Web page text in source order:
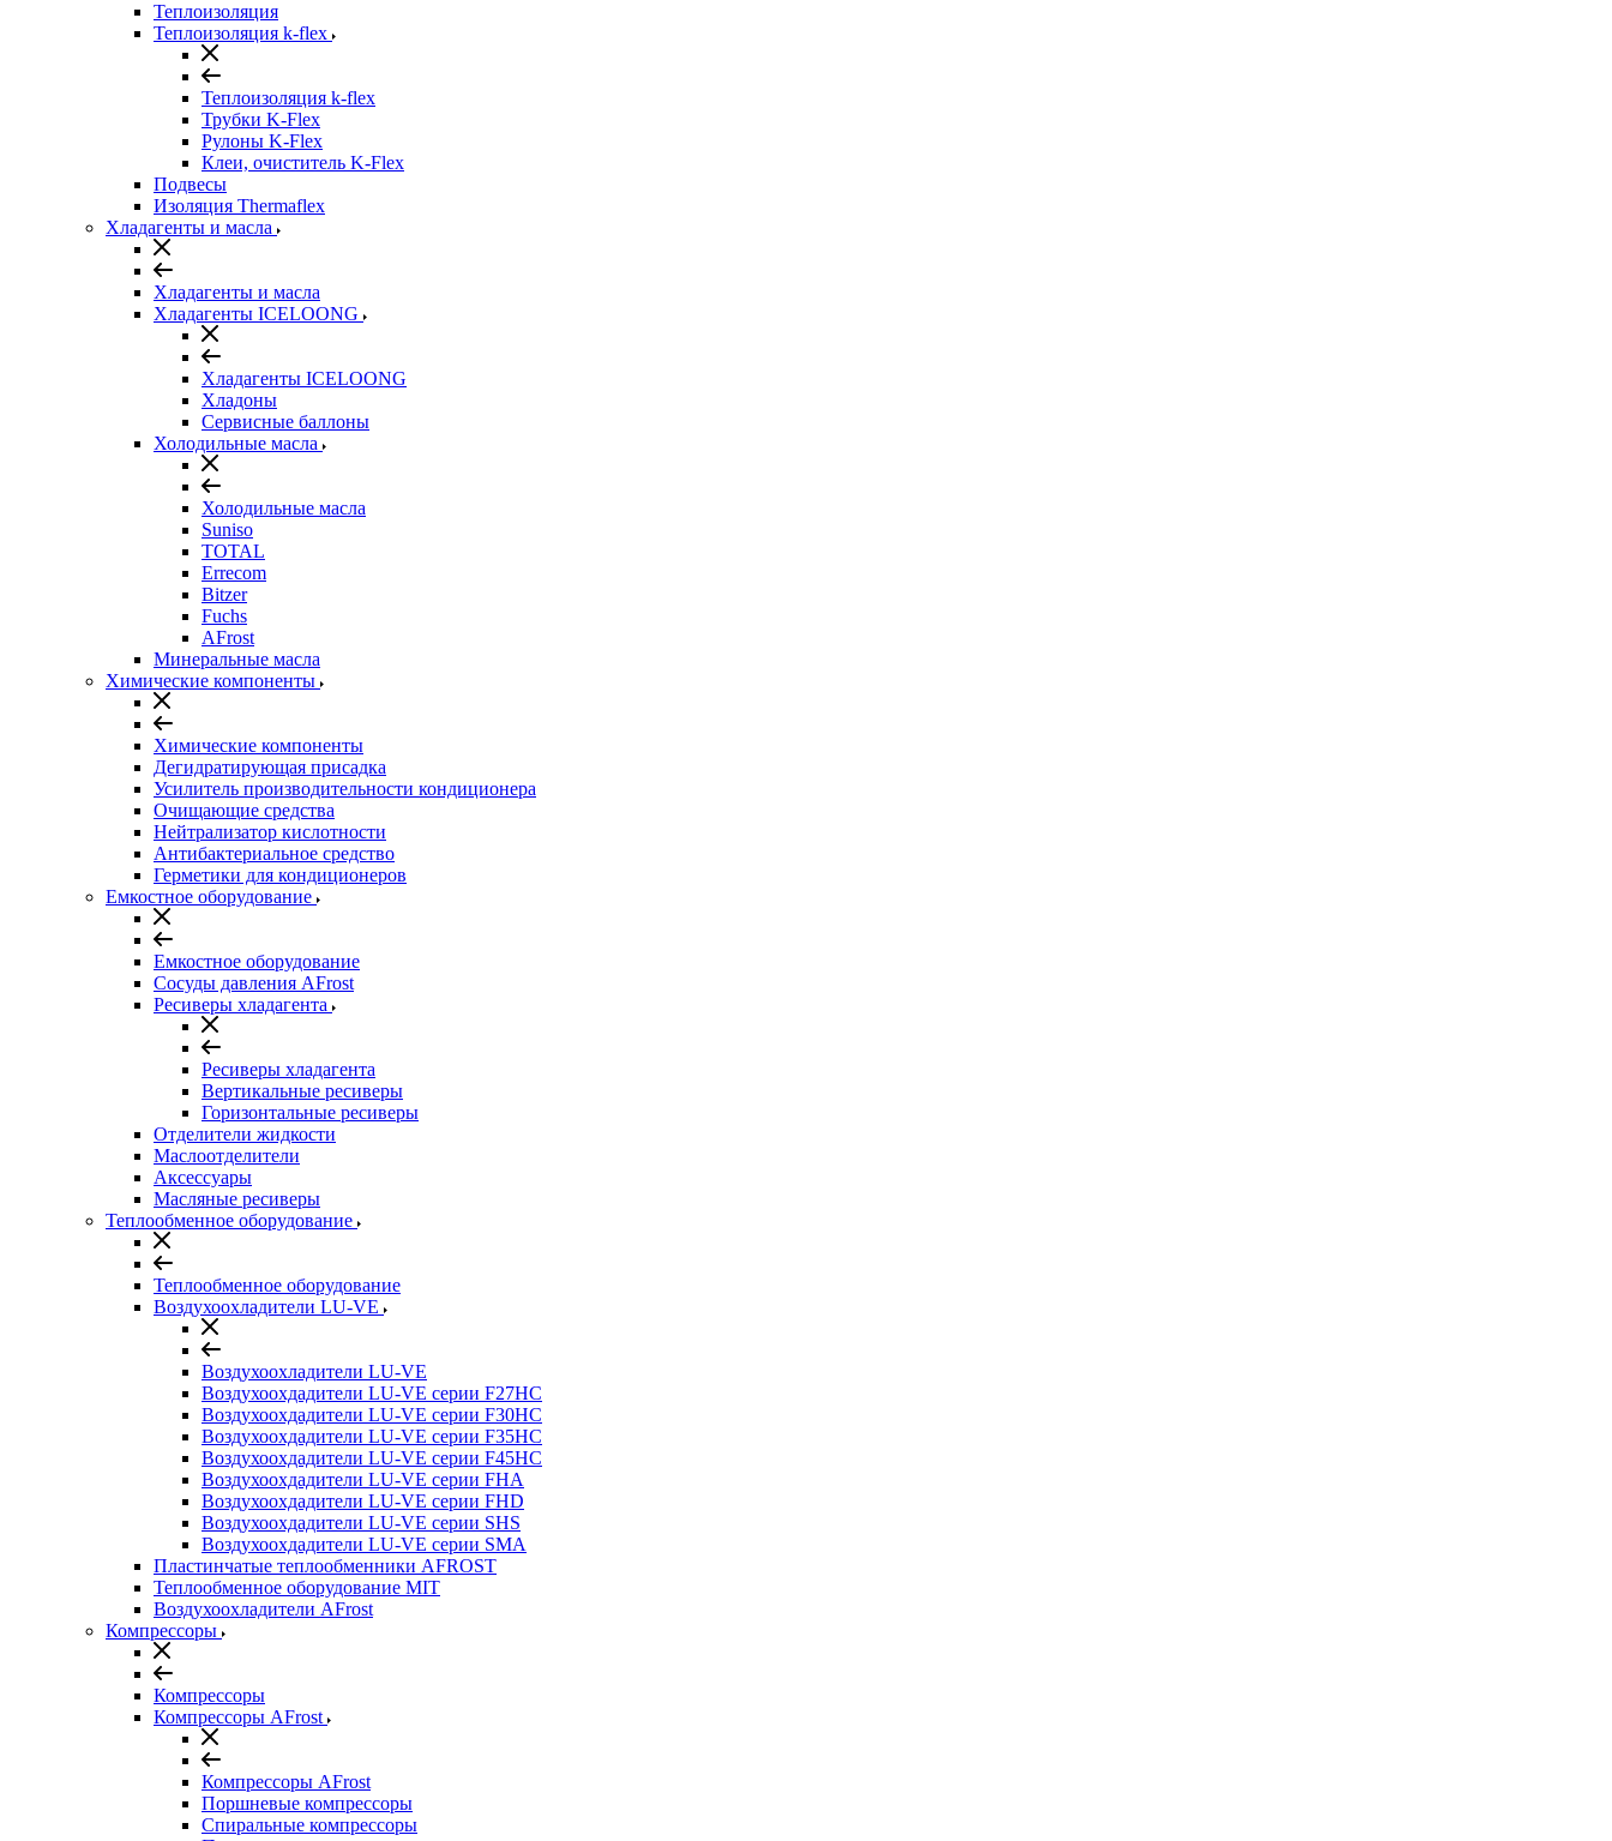
Теплоизоляция
Теплоизоляция k-flex
Теплоизоляция k-flex
Трубки K-Flex
Рулоны K-Flex
Клеи, очиститель K-Flex
Подвесы
Изоляция Thermaflex
Хладагенты и масла
Хладагенты и масла
Хладагенты ICELOONG
Хладагенты ICELOONG
Хладоны
Сервисные баллоны
Холодильные масла
Холодильные масла
Suniso
TOTAL
Errecom
Bitzer
Fuchs
AFrost
Минеральные масла
Химические компоненты
Химические компоненты
Дегидратирующая присадка
Усилитель производительности кондиционера
Очищающие средства
Нейтрализатор кислотности
Антибактериальное средство
Герметики для кондиционеров
Емкостное оборудование
Емкостное оборудование
Сосуды давления AFrost
Ресиверы хладагента
Ресиверы хладагента
Вертикальные ресиверы
Горизонтальные ресиверы
Отделители жидкости
Маслоотделители
Аксессуары
Масляные ресиверы
Теплообменное оборудование
Теплообменное оборудование
Воздухоохладители LU-VE
Воздухоохладители LU-VE
Воздухоохдадители LU-VE серии F27HC
Воздухоохдадители LU-VE серии F30HC
Воздухоохдадители LU-VE серии F35HC
Воздухоохдадители LU-VE серии F45HC
Воздухоохдадители LU-VE серии FHA
Воздухоохдадители LU-VE серии FHD
Воздухоохдадители LU-VE серии SHS
Воздухоохдадители LU-VE серии SMA
Пластинчатые теплообменники AFROST
Теплообменное оборудование MIT
Воздухоохладители AFrost
Компрессоры
Компрессоры
Компрессоры AFrost
Компрессоры AFrost
Поршневые компрессоры
Спиральные компрессоры